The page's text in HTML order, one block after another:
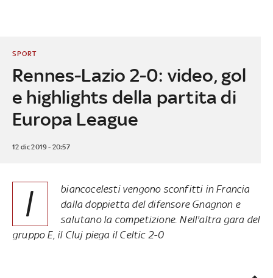
Rennes-Lazio 2-0: video, gol
e highlights della partita di
Europa League
SPORT
12 dic 2019 - 20:57
I
biancocelesti vengono sconfitti in Francia
dalla doppietta del difensore Gnagnon e
salutano la competizione. Nell'altra gara del
gruppo E, il Cluj piega il Celtic 2-0